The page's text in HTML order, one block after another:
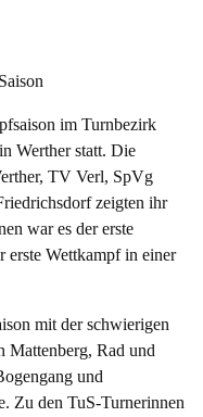
im Turnbezirk
Werther statt. Die
TV Verl, SpVg
zeigten ihr
war es der erste
erste Wettkampf in einer
mit der schwierigen
Mattenberg, Rad und
und
Zu den TuS-Turnerinnen